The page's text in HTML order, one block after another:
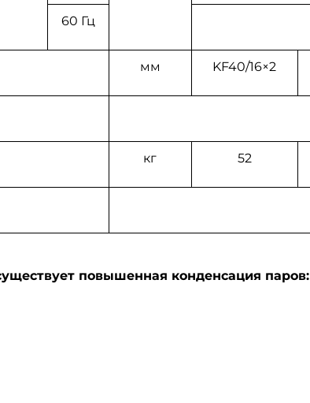
60 Гц
мм KF40/16×2
кг 52
повышенная конденсация паров: